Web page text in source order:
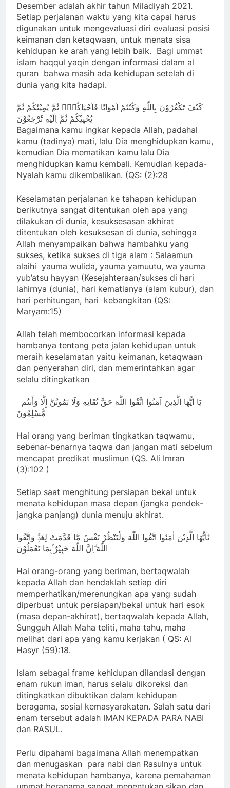
Desember adalah akhir tahun Miladiyah 2021.
Setiap perjalanan waktu yang kita capai harus
digunakan untuk mengevaluasi diri evaluasi posisi
keimanan dan ketaqwaan, untuk menata sisa
kehidupan ke arah yang lebih baik. Bagi ummat
islam haqqul yaqin dengan informasi dalam al
quran bahwa masih ada kehidupan setelah di
dunia yang kita hadapi.
كَيْفَ تَكْفُرُوْنَ بِاللّٰهِ وَكُنْتُمْ اَمْوَاتًا فَاَحْيَاكُمْۚ ثُمَّ يُمِيْتُكُمْ ثُمَّ
يُحْيِيْكُمْ ثُمَّ اِلَيْهِ تُرْجَعُوْنَ
Bagaimana kamu ingkar kepada Allah, padahal
kamu (tadinya) mati, lalu Dia menghidupkan kamu,
kemudian Dia mematikan kamu lalu Dia
menghidupkan kamu kembali. Kemudian kepada-
Nyalah kamu dikembalikan. (QS: (2):28
Keselamatan perjalanan ke tahapan kehidupan
berikutnya sangat ditentukan oleh apa yang
dilakukan di dunia, kesuksesasan akhirat
ditentukan oleh kesuksesan di dunia, sehingga
Allah menyampaikan bahwa hambahku yang
sukses, ketika sukses di tiga alam : Salaamun
alaihi yauma wulida, yauma yamuutu, wa yauma
yub’atsu hayyan (Kesejahteraan/sukses di hari
lahirnya (dunia), hari kematianya (alam kubur), dan
hari perhitungan, hari kebangkitan (QS:
Maryam:15)
Allah telah membocorkan informasi kepada
hambanya tentang peta jalan kehidupan untuk
meraih keselamatan yaitu keimanan, ketaqwaan
dan penyerahan diri, dan memerintahkan agar
selalu ditingkatkan
مُّسْلِمُونَ
Hai orang yang beriman tingkatkan taqwamu,
sebenar-benarnya taqwa dan jangan mati sebelum
mencapat predikat muslimun (QS. Ali Imran
(3):102 )
Setiap saat menghitung persiapan bekal untuk
menata kehidupan masa depan (jangka pendek-
jangka panjang) dunia menuju akhirat.
يٰٓاَيُّهَا الَّذِيْنَ اٰمَنُوا اتَّقُوا اللّٰهَ وَلْتَنْظُرْ نَفْسٌ مَّا قَدَّمَتْ لِغَدٍۚ وَاتَّقُوا
اللّٰهَ ۗاِنَّ اللّٰهَ خَبِيْرٌ ۢبِمَا تَعْمَلُوْنَ
Hai orang-orang yang beriman, bertaqwalah
kepada Allah dan hendaklah setiap diri
memperhatikan/merenungkan apa yang sudah
diperbuat untuk persiapan/bekal untuk hari esok
(masa depan-akhirat), bertaqwalah kepada Allah,
Sungguh Allah Maha teliti, maha tahu, maha
melihat dari apa yang kamu kerjakan ( QS: Al
Hasyr (59):18.
Islam sebagai frame kehidupan dilandasi dengan
enam rukun iman, harus selalu dikoreksi dan
ditingkatkan dibuktikan dalam kehidupan
beragama, sosial kemasyarakatan. Salah satu dari
enam tersebut adalah IMAN KEPADA PARA NABI
dan RASUL.
Perlu dipahami bagaimana Allah menempatkan
dan menugaskan para nabi dan Rasulnya untuk
menata kehidupan hambanya, karena pemahaman